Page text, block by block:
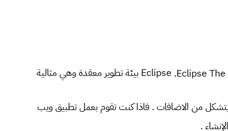
Eclipse بيئة تطوير معقدة وهي مثالية
من الاضافات . فاذا كنت تقوم بعمل تطبيق ويب
.